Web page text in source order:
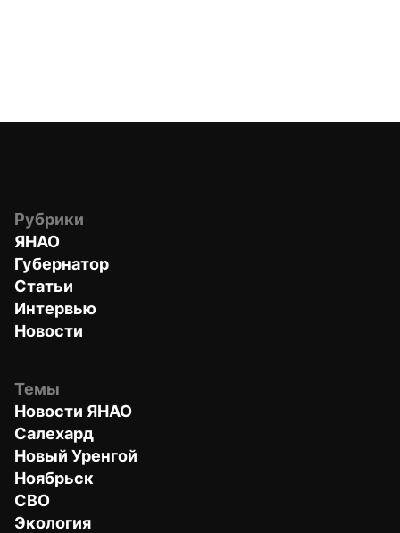
Рубрики
ЯНАО
Губернатор
Статьи
Интервью
Новости
Темы
Новости ЯНАО
Салехард
Новый Уренгой
Ноябрьск
СВО
Экология